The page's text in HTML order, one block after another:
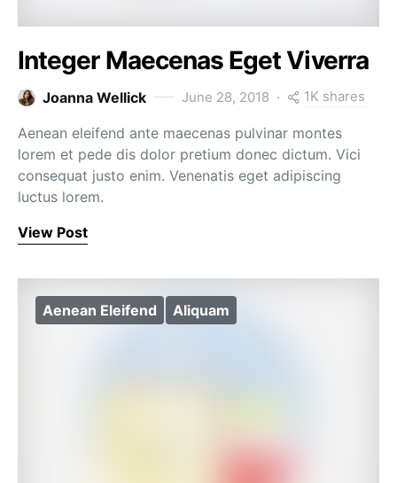
Integer Maecenas Eget Viverra
Joanna Wellick June 28, 2018 1K shares
Aenean eleifend ante maecenas pulvinar montes
lorem et pede dis dolor pretium donec dictum. Vici
consequat justo enim. Venenatis eget adipiscing
luctus lorem.
View Post
Aenean Eleifend Aliquam